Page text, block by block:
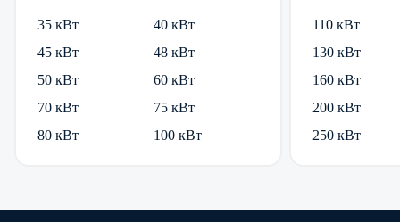
35 кВт
40 кВт
45 кВт
48 кВт
50 кВт
60 кВт
70 кВт
75 кВт
80 кВт
100 кВт
110 кВт
130 кВт
160 кВт
200 кВт
250 кВт